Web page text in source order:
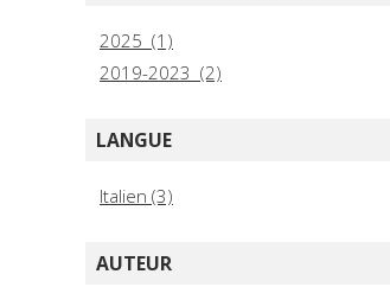
2025 (1)
2019-2023 (2)
LANGUE
Italien (3)
AUTEUR